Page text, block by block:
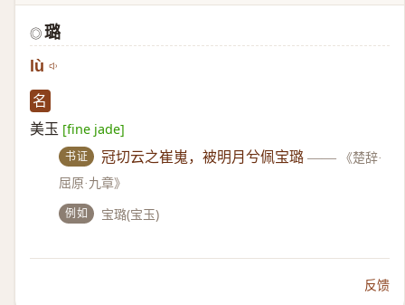
◎ 璐
lù
名
美玉 [fine jade]
书证 冠切云之崔嵬，被明月兮佩宝璐 ——
《楚辞·
屈原·九章》
例如 宝璐(宝玉)
反馈